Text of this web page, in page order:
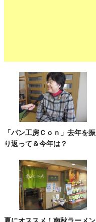
「パン工房Ｃｏｎ」去年を振
り返って＆今年は？